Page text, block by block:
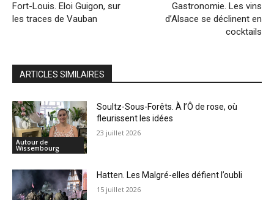
Fort-Louis. Eloi Guigon, sur
les traces de Vauban
Gastronomie. Les vins
d’Alsace se déclinent en
cocktails
ARTICLES SIMILAIRES
Autour de
Wissembourg
Soultz-Sous-Forêts. À l’Ô de rose, où
fleurissent les idées
23 juillet 2026
Hatten. Les Malgré-elles défient l’oubli
15 juillet 2026